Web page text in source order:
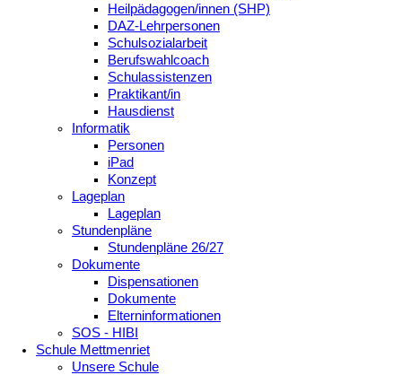
Heilpädagogen/innen (SHP)
DAZ-Lehrpersonen
Schulsozialarbeit
Berufswahlcoach
Schulassistenzen
Praktikant/in
Hausdienst
Informatik
Personen
iPad
Konzept
Lageplan
Lageplan
Stundenpläne
Stundenpläne 26/27
Dokumente
Dispensationen
Dokumente
Elterninformationen
SOS - HIBI
Schule Mettmenriet
Unsere Schule